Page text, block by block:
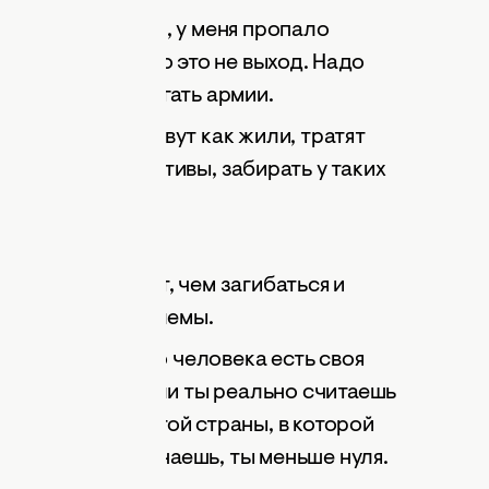
начался Майдан, у меня пропало
я понял, что это не выход. Надо
деньги и помогать армии.
война — они живут как жили, тратят
на корпоративы, забирать у таких
не знает, чем загибаться и
сами проблемы.
У каждого человека есть своя
сам. И если ты реально считаешь
гражданином той страны, в которой
делаешь, то, знаешь, ты меньше нуля.